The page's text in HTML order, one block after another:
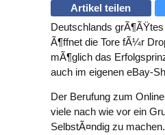
Artikel teilen
Deutschlands
Ã¶ffnet die Tore fÃ¼r
mÃ¶glich das
auch im eigenen eBay-
Der Berufung zum
viele nach wie vor ein
SelbstÃ¤ndig zu